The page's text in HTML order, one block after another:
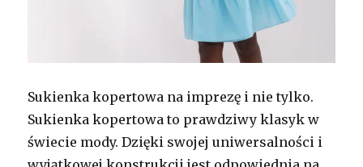
Sukienka kopertowa na imprezę i nie tylko.
Sukienka kopertowa to prawdziwy klasyk w
świecie mody. Dzięki swojej uniwersalności i